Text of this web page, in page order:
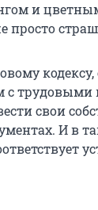
и
просто
трудовыми
свои
И в